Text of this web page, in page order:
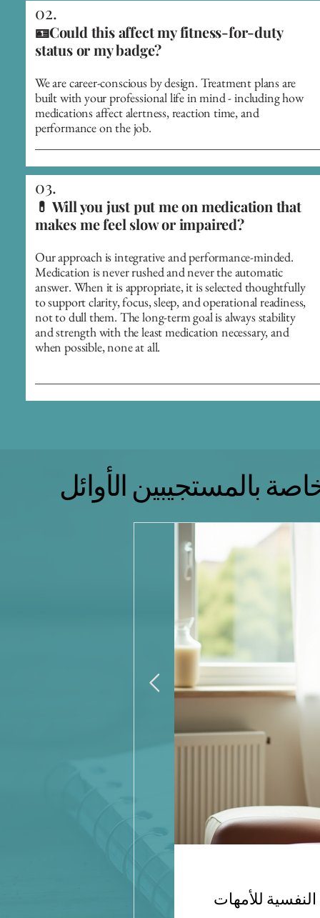
02.
🪪Could this affect my fitness-for-duty
status or my badge?
We are career-conscious by design. Treatment plans are
built with your professional life in mind - including how
medications affect alertness, reaction time, and
performance on the job.
03.
💊 Will you just put me on medication that
makes me feel slow or impaired?
Our approach is integrative and performance-minded.
Medication is never rushed and never the automatic
answer. When it is appropriate, it is selected thoughtfully
to support clarity, focus, sleep, and operational readiness,
not to dull them. The long-term goal is always stability
and strength with the least medication necessary, and
when possible, none at all.
بالمستجيبين الأوائل
للأمهات